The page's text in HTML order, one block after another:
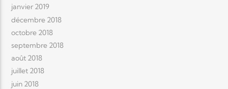
janvier 2019
décembre 2018
octobre 2018
septembre 2018
août 2018
juillet 2018
juin 2018